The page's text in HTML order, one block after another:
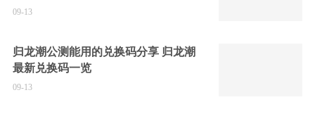
09-13
归龙潮公测能用的兑换码分享 归龙潮
最新兑换码一览
09-13